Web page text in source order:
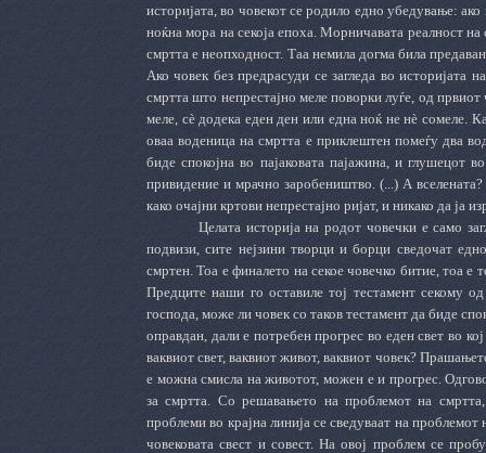
историјата, во човекот се родило едно убедување:
ноќна мора на секоја епоха. Морничавата реалност
смртта е неопходност. Таа немила догма била
Ако човек без предрасуди се загледа во историјата
смртта што непрестајно меле поворки луѓе, од
меле, сѐ додека еден ден или една ноќ не нѐ сомеле.
оваа воденица на смртта е приклештен помеѓу два
биде спокојна во пајаковата пајажина, и глушецот
привидение и мрачно заробеништво. (...) А
како очајни кртови непрестајно ријат, и никако да ја
Целата историја на родот човечки е само
подвизи, сите нејзини творци и борци сведочат
смртен. Тоа е финалето на секое човечко битие, тоа е
Предците наши го оставиле тој тестамент секому
господа, може ли човек со таков тестамент да биде
оправдан, дали е потребен прогрес во еден свет во
ваквиот свет, ваквиот живот, ваквиот човек?
е можна смисла на животот, можен е и прогрес.
за смртта. Со решавањето на проблемот на
проблеми во крајна линија се сведуваат на
човековата свест и совест. На овој проблем се